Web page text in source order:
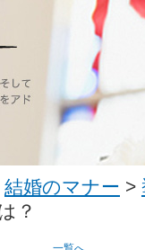
結婚のマナー >
？